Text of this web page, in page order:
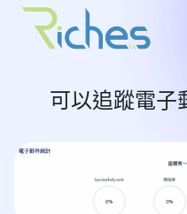
可以追蹤電子